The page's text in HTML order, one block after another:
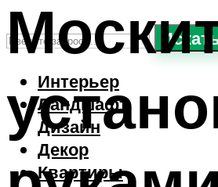
Интерьер
Ландшафт
Дизайн
Декор
Квартиры